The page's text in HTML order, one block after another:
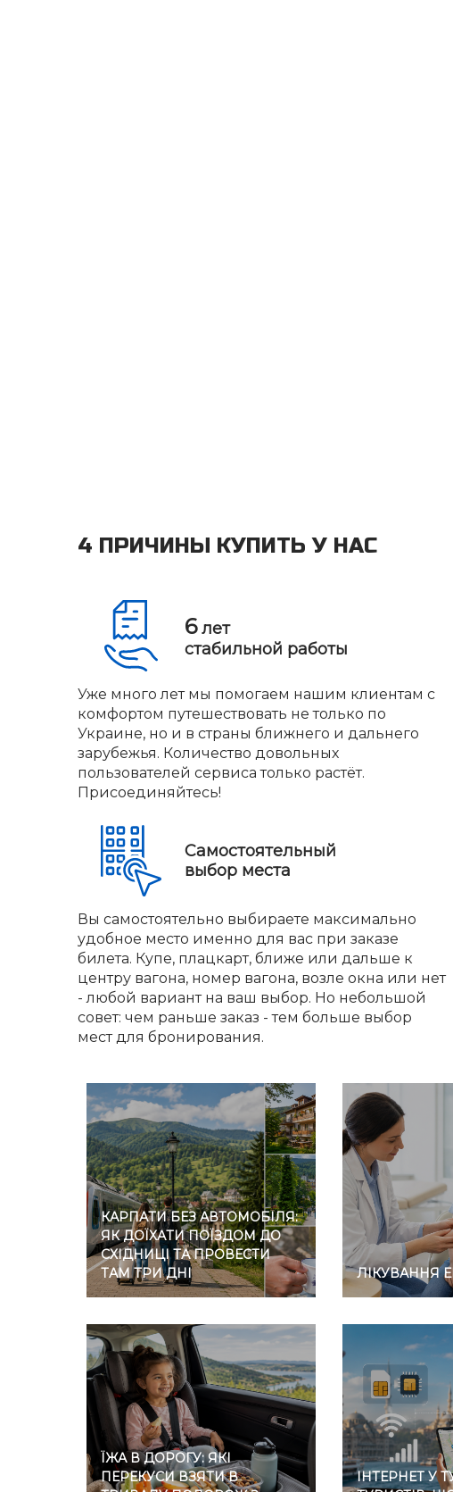
4 ПРИЧИНЫ КУПИТЬ У НАС
6лет
стабильной работы
Уже много лет мы помогаем нашим клиентам с
комфортом путешествовать не только по
Украине, но и в страны ближнего и дальнего
зарубежья. Количество довольных
пользователей сервиса только растёт.
Присоединяйтесь!
Самостоятельный
выбор места
Вы самостоятельно выбираете максимально
удобное место именно для вас при заказе
билета. Купе, плацкарт, ближе или дальше к
центру вагона, номер вагона, возле окна или нет
- любой вариант на ваш выбор. Но небольшой
совет: чем раньше заказ - тем больше выбор
мест для бронирования.
КАРПАТИ БЕЗ АВТОМОБІЛЯ:
ЯК ДОЇХАТИ ПОЇЗДОМ ДО
СХІДНИЦІ ТА ПРОВЕСТИ
ТАМ ТРИ ДНІ
ЛІКУВАННЯ
ЇЖА В ДОРОГУ: ЯКІ
ПЕРЕКУСИ ВЗЯТИ В
ІНТЕРНЕТ У